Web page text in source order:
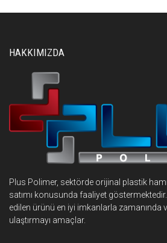
HAKKIMIZDA
Plus Polimer, sektörde orijinal plastik
satımı konusunda faaliyet
edilen ürünü en iyi imkanlarla zamanında
ulaştırmayı amaçlar.